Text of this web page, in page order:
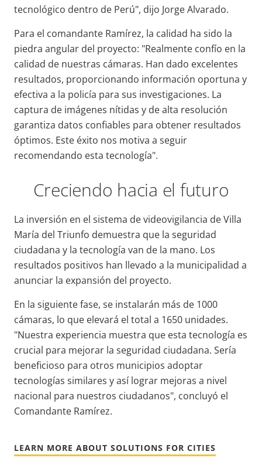
tecnológico dentro de Perú", dijo Jorge Alvarado.
Para el comandante Ramírez, la calidad ha sido la
piedra angular del proyecto: "Realmente confío en la
calidad de nuestras cámaras. Han dado excelentes
resultados, proporcionando información oportuna y
efectiva a la policía para sus investigaciones. La
captura de imágenes nítidas y de alta resolución
garantiza datos confiables para obtener resultados
óptimos. Este éxito nos motiva a seguir
recomendando esta tecnología".
Creciendo hacia el futuro
La inversión en el sistema de videovigilancia de Villa
María del Triunfo demuestra que la seguridad
ciudadana y la tecnología van de la mano. Los
resultados positivos han llevado a la municipalidad a
anunciar la expansión del proyecto.
En la siguiente fase, se instalarán más de 1000
cámaras, lo que elevará el total a 1650 unidades.
"Nuestra experiencia muestra que esta tecnología es
crucial para mejorar la seguridad ciudadana. Sería
beneficioso para otros municipios adoptar
tecnologías similares y así lograr mejoras a nivel
nacional para nuestros ciudadanos", concluyó el
Comandante Ramírez.
LEARN MORE ABOUT SOLUTIONS FOR CITIES